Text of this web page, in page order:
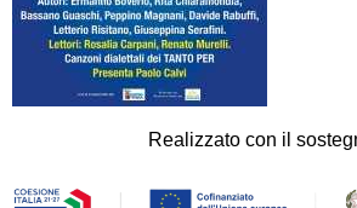
Realizzato con il